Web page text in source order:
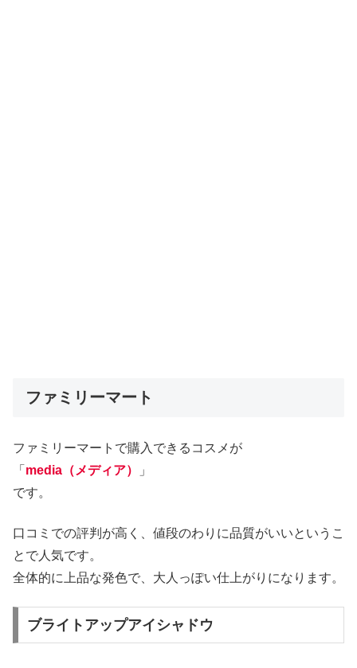
ファミリーマート
ファミリーマートで購入できるコスメが
「 media（メディア）
」
です。
口コミでの評判が高く、値段のわりに品質がいいというこ
とで人気です。
全体的に上品な発色で、大人っぽい仕上がりになります。
ブライトアップアイシャドウ